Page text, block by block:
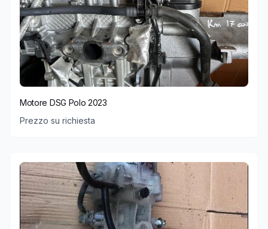
Motore DSG Polo 2023
Prezzo su richiesta